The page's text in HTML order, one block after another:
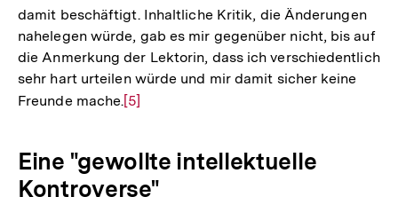
damit beschäftigt. Inhaltliche Kritik, die Änderungen
nahelegen würde, gab es mir gegenüber nicht, bis auf
die Anmerkung der Lektorin, dass ich verschiedentlich
sehr hart urteilen würde und mir damit sicher keine
Freunde mache.Zur
Fußnote
[5]
Eine "gewollte intellektuelle
Kontroverse"